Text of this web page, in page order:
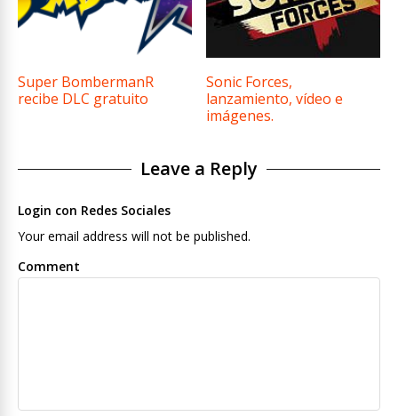
Super BombermanR
recibe DLC gratuito
Sonic Forces,
lanzamiento, vídeo e
imágenes.
Leave a Reply
Login con Redes Sociales
Your email address will not be published.
Comment